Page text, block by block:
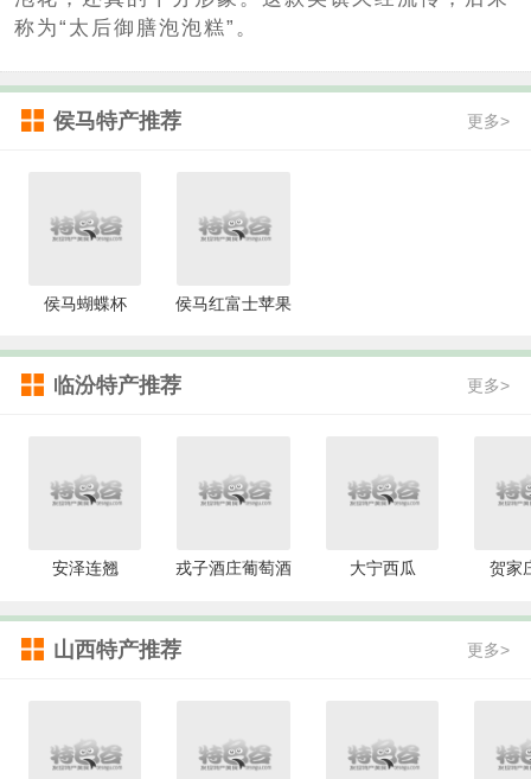
称为“太后御膳泡泡糕”。
侯马特产推荐 更多>
侯马蝴蝶杯 侯马红富士苹果
临汾特产推荐 更多>
安泽连翘 戎子酒庄葡萄酒 大宁西瓜 贺家
山西特产推荐 更多>